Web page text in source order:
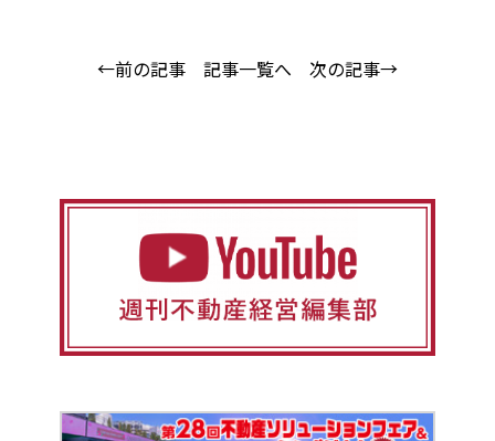
←前の記事 記事一覧へ 次の記事→